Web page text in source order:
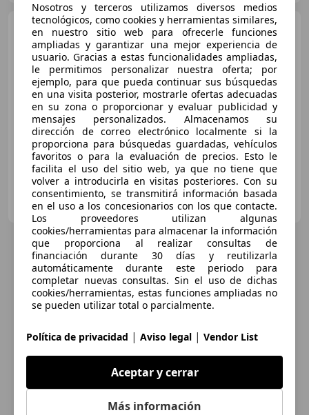
Opel Mokka Selective 1.4
Turbo 140 CV 4x2 Start&Stop
€ 8.731
Precio justo
05/2014 102.078 km Gasolina 103 kW (140 CV)
AUTOMOVILES CANALCAR
ES-28232 LAS ROZAS
Nosotros y terceros utilizamos diversos medios
tecnológicos, como cookies y herramientas similares,
en nuestro sitio web para ofrecerle funciones
ampliadas y garantizar una mejor experiencia de
usuario. Gracias a estas funcionalidades ampliadas,
le permitimos personalizar nuestra oferta; por
ejemplo, para que pueda continuar sus búsquedas
en una visita posterior, mostrarle ofertas adecuadas
en su zona o proporcionar y evaluar publicidad y
mensajes personalizados. Almacenamos su
dirección de correo electrónico localmente si la
proporciona para búsquedas guardadas, vehículos
favoritos o para la evaluación de precios. Esto le
facilita el uso del sitio web, ya que no tiene que
volver a introducirla en visitas posteriores. Con su
consentimiento, se transmitirá información basada
en el uso a los concesionarios con los que contacte.
Los proveedores utilizan algunas
cookies/herramientas para almacenar la información
que proporciona al realizar consultas de
financiación durante 30 días y reutilizarla
automáticamente durante este periodo para
completar nuevas consultas. Sin el uso de dichas
cookies/herramientas, estas funciones ampliadas no
se pueden utilizar total o parcialmente.
Política de privacidad | Aviso legal | Vendor List
Aceptar y cerrar
Más información